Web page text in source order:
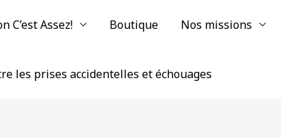
C’est Assez! Boutique Nos missions
les prises accidentelles et échouages